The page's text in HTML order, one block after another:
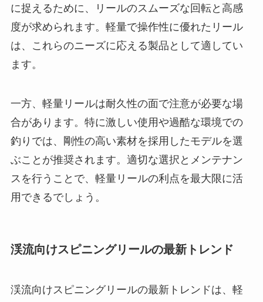
に捉えるために、リールのスムーズな回転と高感
度が求められます。軽量で操作性に優れたリール
は、これらのニーズに応える製品として適してい
ます。
一方、軽量リールは耐久性の面で注意が必要な場
合があります。特に激しい使用や過酷な環境での
釣りでは、剛性の高い素材を採用したモデルを選
ぶことが推奨されます。適切な選択とメンテナン
スを行うことで、軽量リールの利点を最大限に活
用できるでしょう。
渓流向けスピニングリールの最新トレンド
渓流向けスピニングリールの最新トレンドは、軽